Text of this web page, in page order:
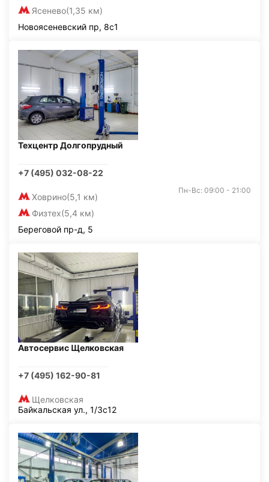
Ясенево(1,35 км)
Новоясеневский пр, 8с1
Техцентр Долгопрудный
+7 (495) 032-08-22
Ховрино(5,1 км)
Физтех(5,4 км)
Пн-Вс: 09:00 - 21:00
Береговой пр-д, 5
Автосервис Щелковская
+7 (495) 162-90-81
Щелковская
Байкальская ул., 1/3с12